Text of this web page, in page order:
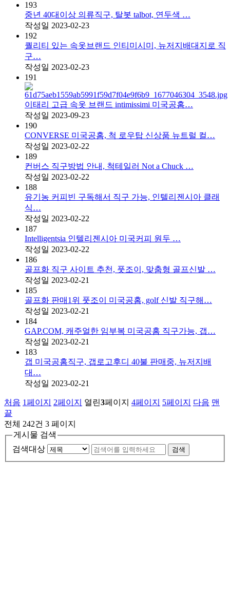
193
중년 40대이상 의류직구, 탈봇 talbot, 연두색 …
작성일 2023-02-23
192
퀄리티 있는 속옷브랜드 인티미시미, 뉴저지배대지로 직
구…
작성일 2023-02-23
191
이태리 고급 속옷 브랜드 intimissimi 미국공홈…
작성일 2023-09-23
190
CONVERSE 미국공홈, 척 로우탑 신상품 뉴트럴 컬…
작성일 2023-02-22
189
컨버스 직구방법 안내, 척테일러 Not a Chuck …
작성일 2023-02-22
188
유기농 커피빈 구독해서 직구 가능, 인텔리젠시아 클래
식…
작성일 2023-02-22
187
Intelligentsia 인텔리젠시아 미국커피 원두 …
작성일 2023-02-22
186
골프화 직구 사이트 추천, 풋조이, 맞춤형 골프신발 …
작성일 2023-02-21
185
골프화 판매1위 풋조이 미국공홈, golf 신발 직구해…
작성일 2023-02-21
184
GAP.COM, 캐주얼한 임부복 미국공홈 직구가능, 갭…
작성일 2023-02-21
183
갭 미국공홈직구, 갭로고후디 40불 판매중, 뉴저지배
대…
작성일 2023-02-21
처음 1페이지 2페이지 열린3페이지 4페이지 5페이지 다음 맨
끝
전체 242건 3 페이지
게시물 검색
검색대상
검색